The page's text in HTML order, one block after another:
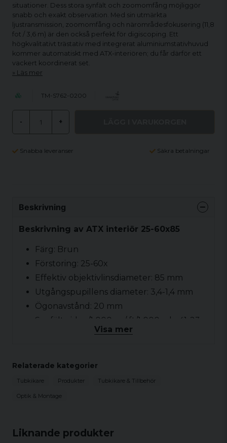
situationer. Dess stora synfält och zoomomfång möjliggör
snabb och exakt observation. Med sin utmärkta
ljustransmission, zoomomfång och närområdesfokusering (11,8
fot / 3,6 m) är den också perfekt för digiscoping. Ett
högkvalitativt trästativ med integrerat aluminiumstativhuvud
kommer automatiskt med ATX-interiören; du får därför ett
vackert koordinerat set.
Läs mer
TM-S762-0200
- +
Snabba leveranser Säkra betalningar
Liknande produkter
Beskrivning
Beskrivning av ATX interiör 25-60x85
Färg: Brun
Förstoring: 25-60x
Effektiv objektivlinsdiameter: 85 mm
Utgångspupillens diameter: 3,4-1,4 mm
Ögonavstånd: 20 mm
Synfält vid m/1 000 m / ft/1 000 yds: 41-23
Synfält uppenbart: 57-71°
Funktionell temperatur: -25 till +55 °C
Visa mer
Relaterade kategorier
Tubkikare Produkter Tubkikare & Tillbehör
Optik & Montage